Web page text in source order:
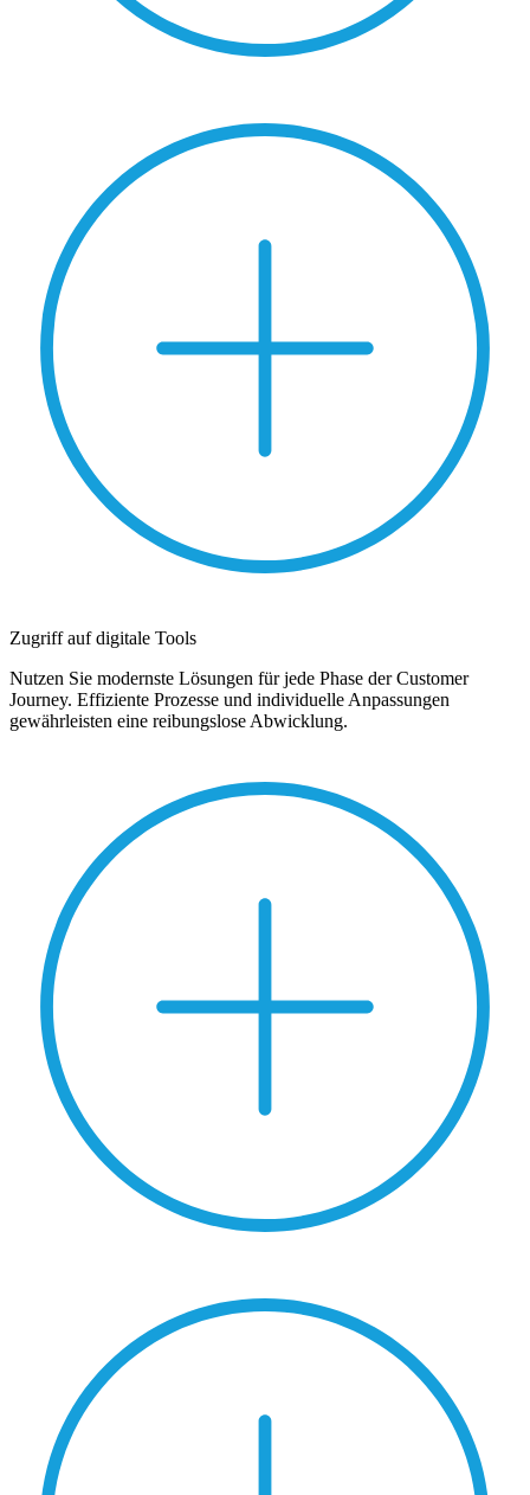
Zugriff auf digitale Tools
Nutzen Sie modernste Lösungen für jede Phase der Customer
Journey. Effiziente Prozesse und individuelle Anpassungen
gewährleisten eine reibungslose Abwicklung.